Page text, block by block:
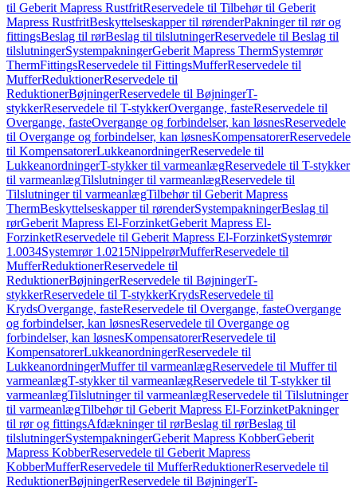
til Geberit Mapress RustfritReservedele til Tilbehør til Geberit
Mapress RustfritBeskyttelseskapper til rørenderPakninger til rør og
fittingsBeslag til rørBeslag til tilslutningerReservedele til Beslag til
tilslutningerSystempakningerGeberit Mapress ThermSystemrør
ThermFittingsReservedele til FittingsMufferReservedele til
MufferReduktionerReservedele til
ReduktionerBøjningerReservedele til BøjningerT-
stykkerReservedele til T-stykkerOvergange, fasteReservedele til
Overgange, fasteOvergange og forbindelser, kan løsnesReservedele
til Overgange og forbindelser, kan løsnesKompensatorerReservedele
til KompensatorerLukkeanordningerReservedele til
LukkeanordningerT-stykker til varmeanlægReservedele til T-stykker
til varmeanlægTilslutninger til varmeanlægReservedele til
Tilslutninger til varmeanlægTilbehør til Geberit Mapress
ThermBeskyttelseskapper til rørenderSystempakningerBeslag til
rørGeberit Mapress El-ForzinketGeberit Mapress El-
ForzinketReservedele til Geberit Mapress El-ForzinketSystemrør
1.0034Systemrør 1.0215NippelrørMufferReservedele til
MufferReduktionerReservedele til
ReduktionerBøjningerReservedele til BøjningerT-
stykkerReservedele til T-stykkerKrydsReservedele til
KrydsOvergange, fasteReservedele til Overgange, fasteOvergange
og forbindelser, kan løsnesReservedele til Overgange og
forbindelser, kan løsnesKompensatorerReservedele til
KompensatorerLukkeanordningerReservedele til
LukkeanordningerMuffer til varmeanlægReservedele til Muffer til
varmeanlægT-stykker til varmeanlægReservedele til T-stykker til
varmeanlægTilslutninger til varmeanlægReservedele til Tilslutninger
til varmeanlægTilbehør til Geberit Mapress El-ForzinketPakninger
til rør og fittingsAfdækninger til rørBeslag til rørBeslag til
tilslutningerSystempakningerGeberit Mapress KobberGeberit
Mapress KobberReservedele til Geberit Mapress
KobberMufferReservedele til MufferReduktionerReservedele til
ReduktionerBøjningerReservedele til BøjningerT-